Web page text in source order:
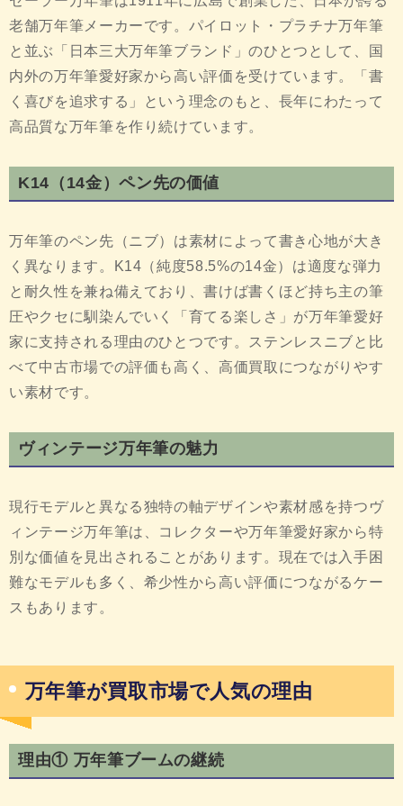
老舗万年筆メーカーです。パイロット・プラチナ万年筆
と並ぶ「日本三大万年筆ブランド」のひとつとして、国
内外の万年筆愛好家から高い評価を受けています。「書
く喜びを追求する」という理念のもと、長年にわたって
高品質な万年筆を作り続けています。
K14（14金）ペン先の価値
万年筆のペン先（ニブ）は素材によって書き心地が大き
く異なります。K14（純度58.5%の14金）は適度な弾力
と耐久性を兼ね備えており、書けば書くほど持ち主の筆
圧やクセに馴染んでいく「育てる楽しさ」が万年筆愛好
家に支持される理由のひとつです。ステンレスニブと比
べて中古市場での評価も高く、高価買取につながりやす
い素材です。
ヴィンテージ万年筆の魅力
現行モデルと異なる独特の軸デザインや素材感を持つヴ
ィンテージ万年筆は、コレクターや万年筆愛好家から特
別な価値を見出されることがあります。現在では入手困
難なモデルも多く、希少性から高い評価につながるケー
スもあります。
万年筆が買取市場で人気の理由
理由① 万年筆ブームの継続